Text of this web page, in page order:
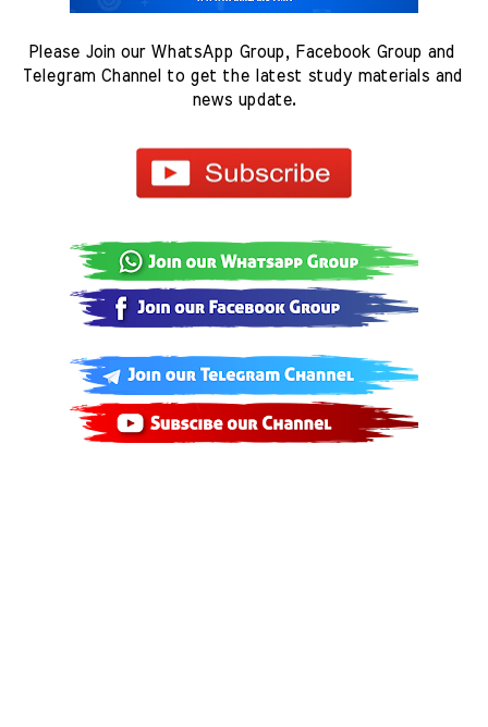
Please Join our WhatsApp Group, Facebook Group and
Telegram Channel to get the latest study materials and
news update.